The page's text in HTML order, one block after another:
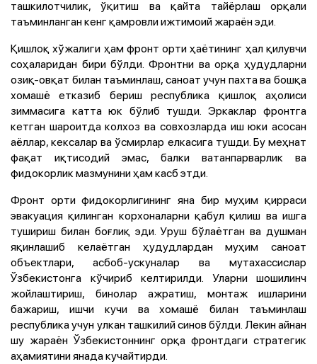
ташкилотчилик, ўқитиш ва қайта тайёрлаш орқали
таъминланган кенг қамровли ижтимоий жараён эди.
Қишлоқ хўжалиги ҳам фронт орти ҳаётининг ҳал қилувчи
соҳаларидан бири бўлди. Фронтни ва орқа ҳудудларни
озиқ-овқат билан таъминлаш, саноат учун пахта ва бошқа
хомашё етказиб бериш республика қишлоқ аҳолиси
зиммасига катта юк бўлиб тушди. Эркаклар фронтга
кетган шароитда колхоз ва совхозларда иш юки асосан
аёллар, кексалар ва ўсмирлар елкасига тушди. Бу меҳнат
фақат иқтисодий эмас, балки ватанпарварлик ва
фидокорлик мазмунини ҳам касб этди.
Фронт орти фидокорлигининг яна бир муҳим қирраси
эвакуация қилинган корхоналарни қабул қилиш ва ишга
тушириш билан боғлиқ эди. Уруш бўлаётган ва душман
яқинлашиб келаётган ҳудудлардан муҳим саноат
объектлари, асбоб-ускуналар ва мутахассислар
Ўзбекистонга кўчириб келтирилди. Уларни шошилинч
жойлаштириш, бинолар ажратиш, монтаж ишларини
бажариш, ишчи кучи ва хомашё билан таъминлаш
республика учун улкан ташкилий синов бўлди. Лекин айнан
шу жараён Ўзбекистоннинг орқа фронтдаги стратегик
аҳамиятини янада кучайтирди.